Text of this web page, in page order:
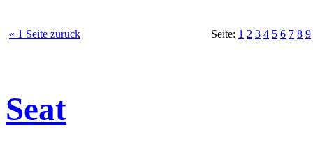
« 1 Seite zurück Seite: 1 2 3 4 5 6 7 8 9
Seat